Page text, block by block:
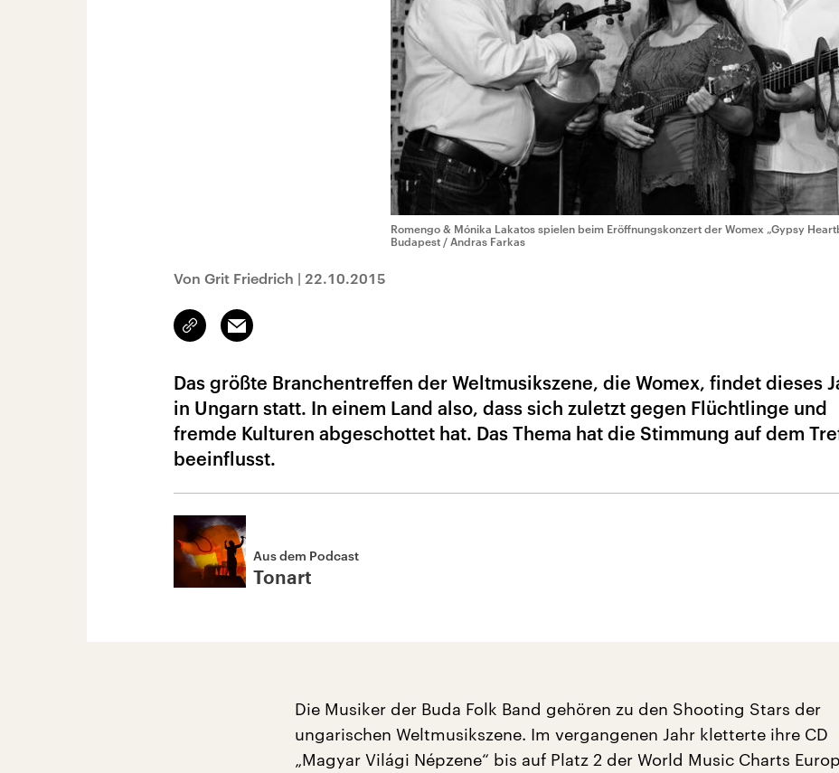
Romengo & Mónika Lakatos spielen beim Eröffnungskonzert der Womex „Gypsy
Budapest / Andras Farkas
Von Grit Friedrich | 22.10.2015
Link
kopieren/teilen
Email
Das größte Branchentreffen der Weltmusikszene, die Womex, findet dieses
in Ungarn statt. In einem Land also, dass sich zuletzt gegen Flüchtlinge und
fremde Kulturen abgeschottet hat. Das Thema hat die Stimmung auf dem
beeinflusst.
Aus dem Podcast
Tonart
Die Musiker der Buda Folk Band gehören zu den Shooting Stars der
ungarischen Weltmusikszene. Im vergangenen Jahr kletterte ihre CD
„Magyar Világi Népzene“ bis auf Platz 2 der World Music Charts